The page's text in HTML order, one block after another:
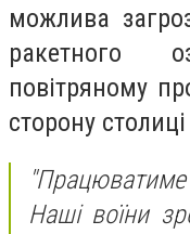
можлива
ракетного
повітряному
сторону
Наші воїни